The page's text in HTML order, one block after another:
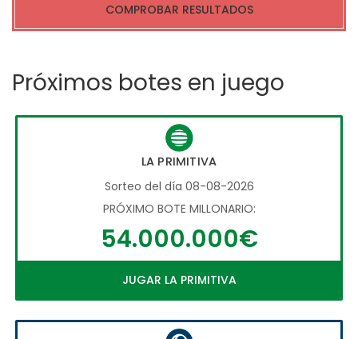
COMPROBAR RESULTADOS
Próximos botes en juego
LA PRIMITIVA
Sorteo del día 08-08-2026
PRÓXIMO BOTE MILLONARIO:
54.000.000€
JUGAR LA PRIMITIVA